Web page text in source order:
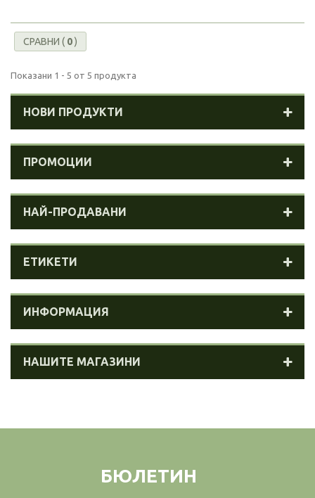
СРАВНИ ( 0)
Показани 1 - 5 от 5 продукта
НОВИ ПРОДУКТИ
ПРОМОЦИИ
НАЙ-ПРОДАВАНИ
ЕТИКЕТИ
ИНФОРМАЦИЯ
НАШИТЕ МАГАЗИНИ
БЮЛЕТИН